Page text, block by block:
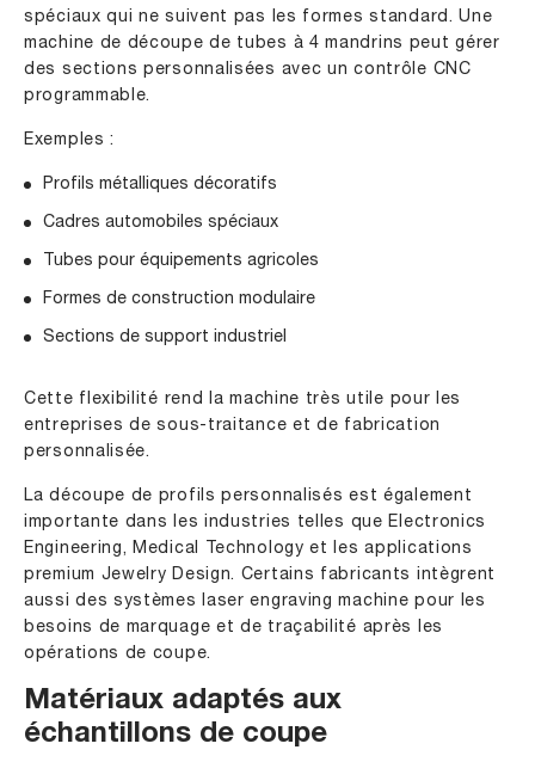
spéciaux qui ne suivent pas les formes standard. Une
machine de découpe de tubes à 4 mandrins peut gérer
des sections personnalisées avec un contrôle CNC
programmable.
Exemples :
Profils métalliques décoratifs
Cadres automobiles spéciaux
Tubes pour équipements agricoles
Formes de construction modulaire
Sections de support industriel
Cette flexibilité rend la machine très utile pour les
entreprises de sous-traitance et de fabrication
personnalisée.
La découpe de profils personnalisés est également
importante dans les industries telles que Electronics
Engineering, Medical Technology et les applications
premium Jewelry Design. Certains fabricants intègrent
aussi des systèmes laser engraving machine pour les
besoins de marquage et de traçabilité après les
opérations de coupe.
Matériaux adaptés aux
échantillons de coupe